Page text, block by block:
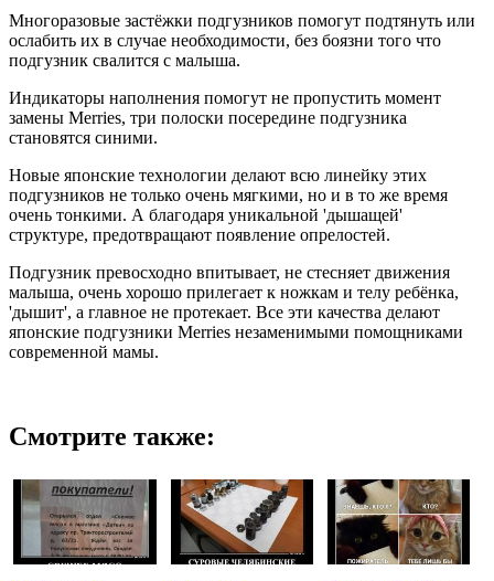
Многоразовые застёжки подгузников помогут подтянуть или
ослабить их в случае необходимости, без боязни того что
подгузник свалится с малыша.
Индикаторы наполнения помогут не пропустить момент
замены Merries, три полоски посередине подгузника
становятся синими.
Новые японские технологии делают всю линейку этих
подгузников не только очень мягкими, но и в то же время
очень тонкими. А благодаря уникальной 'дышащей'
структуре, предотвращают появление опрелостей.
Подгузник превосходно впитывает, не стесняет движения
малыша, очень хорошо прилегает к ножкам и телу ребёнка,
'дышит', а главное не протекает. Все эти качества делают
японские подгузники Merries незаменимыми помощниками
современной мамы.
Смотрите также: